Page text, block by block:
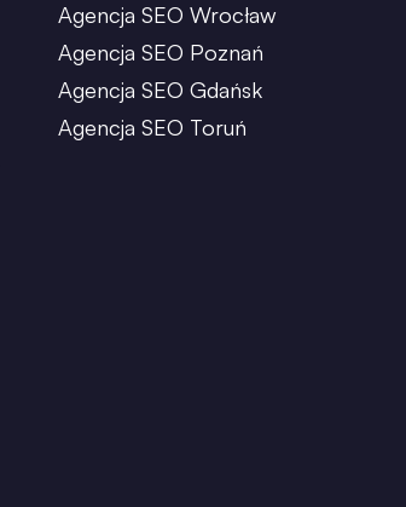
Agencja SEO Wrocław
Agencja SEO Poznań
Agencja SEO Gdańsk
Agencja SEO Toruń